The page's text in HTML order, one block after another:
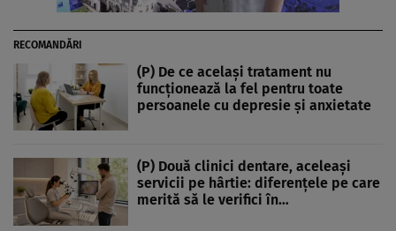
RECOMANDĂRI
(P) De ce același tratament nu
funcționează la fel pentru toate
persoanele cu depresie și anxietate
(P) Două clinici dentare, aceleași
servicii pe hârtie: diferențele pe care
merită să le verifici în…